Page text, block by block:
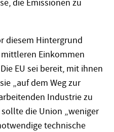
die Emissionen zu
diesem Hintergrund
Einkommen
EU sei bereit, mit ihnen
„auf dem Weg zur
Industrie zu
die Union „weniger
technische